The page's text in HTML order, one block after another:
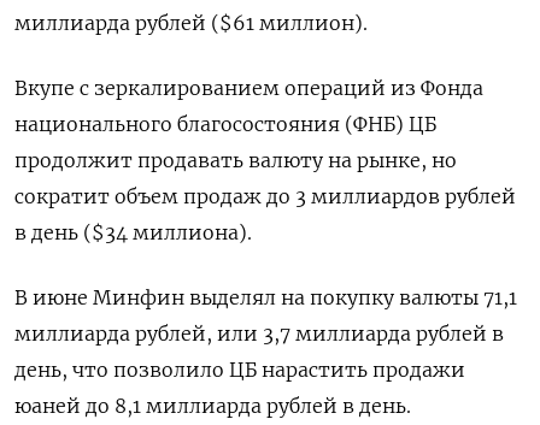
миллиарда рублей ($61 миллион).
Вкупе с зеркалированием операций из Фонда
национального благосостояния (ФНБ) ЦБ
продолжит продавать валюту на рынке, но
сократит объем продаж до 3 миллиардов рублей
в день ($34 миллиона).
В июне Минфин выделял на покупку валюты 71,1
миллиарда рублей, или 3,7 миллиарда рублей в
день, что позволило ЦБ нарастить продажи
юаней до 8,1 миллиарда рублей в день.